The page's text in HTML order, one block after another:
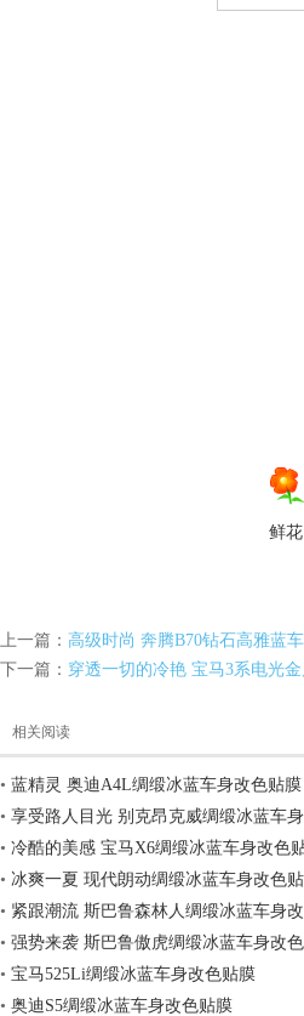
明
鲜花
上一篇： 高级时尚 奔腾B70钻石高雅蓝
下一篇： 穿透一切的冷艳 宝马3系电光金属祖母绿
相关阅读
• 蓝精灵 奥迪A4L绸缎冰蓝车身改色贴膜
• 享受路人目光 别克昂克威绸缎冰蓝车
• 冷酷的美感 宝马X6绸缎冰蓝车身改色
• 冰爽一夏 现代朗动绸缎冰蓝车身改色
• 紧跟潮流 斯巴鲁森林人绸缎冰蓝车身
• 强势来袭 斯巴鲁傲虎绸缎冰蓝车身改
• 宝马525Li绸缎冰蓝车身改色贴膜
• 奥迪S5绸缎冰蓝车身改色贴膜